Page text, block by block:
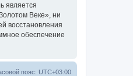
является
Веке», ни
восстановления
обеспечение
пояс: UTC+03:00